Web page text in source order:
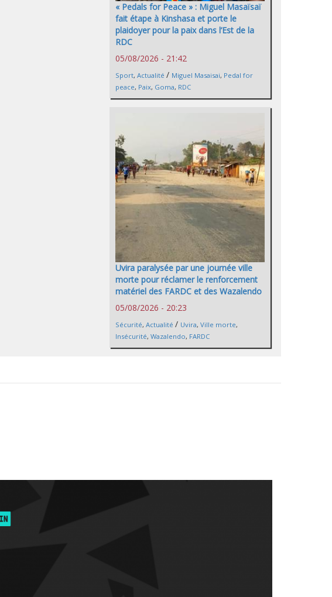
« Pedals for Peace » : Miguel Masaïsaï
fait étape à Kinshasa et porte le
plaidoyer pour la paix dans l’Est de la
RDC
05/08/2026 - 21:42
Sport, Actualité / Miguel Masaisai, Pedal for
peace, Paix, Goma, RDC
Uvira paralysée par une journée ville
morte pour réclamer le renforcement
matériel des FARDC et des Wazalendo
05/08/2026 - 20:23
Sécurité, Actualité / Uvira, Ville morte,
Insécurité, Wazalendo, FARDC